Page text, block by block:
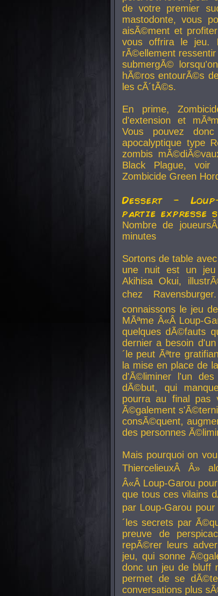
de votre premier
mastodonte, vous
aisÃ©ment et
vous offrira le jeu.
rÃ©ellement
submergÃ©
hÃ©ros entourÃ©s
les cÃ´tÃ©s.
En prime,
d'extension et
Vous pouvez
apocalyptique type
zombis
Black Plague,
Zombicide Green
Dessert -
partie expresse
Nombre de
minutes
Sortons de table
une nuit est un
Akihisa Okui,
chez
connaissons le jeu
MÃªme Â«Â Loup-
quelques dÃ©fauts
dernier a besoin
´le peut Ãªtre
la mise en place de
d'Ã©liminer l'un
dÃ©but, qui
pourra au final pas
Ã©galement
consÃ©quent,
des personnes
Mais pourquoi on
ThiercelieuxÂ Â»
Â«Â Loup-Garou
que tous ces vilains
par Loup-Garou
´les secrets par
preuve de
repÃ©rer leurs
jeu, qui sonne
donc un jeu de bluff
permet de se
conversations plus